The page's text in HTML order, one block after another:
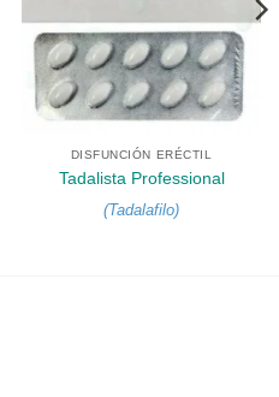
DISFUNCIÓN ERÉCTIL
Tadalista Professional
(Tadalafilo)